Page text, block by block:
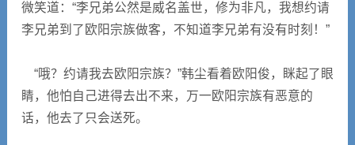
微笑道：“李兄弟公然是威名盖世，修为非凡，我想约请
李兄弟到了欧阳宗族做客，不知道李兄弟有没有时刻！”
“哦？约请我去欧阳宗族？”韩尘看着欧阳俊，眯起了眼
睛，他怕自己进得去出不来，万一欧阳宗族有恶意的
话，他去了只会送死。